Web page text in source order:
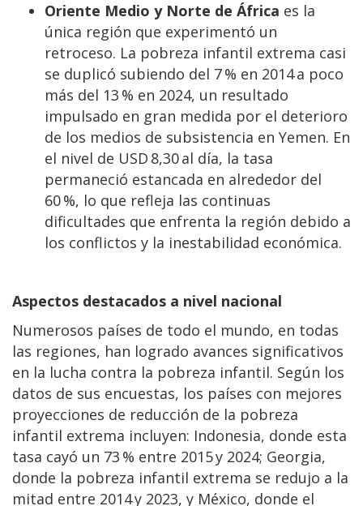
Oriente Medio y Norte de África es la
única región que experimentó un
retroceso. La pobreza infantil extrema casi
se duplicó subiendo del 7 % en 2014 a poco
más del 13 % en 2024, un resultado
impulsado en gran medida por el deterioro
de los medios de subsistencia en Yemen. En
el nivel de USD 8,30 al día, la tasa
permaneció estancada en alrededor del
60 %, lo que refleja las continuas
dificultades que enfrenta la región debido a
los conflictos y la inestabilidad económica.
Aspectos destacados a nivel nacional
Numerosos países de todo el mundo, en todas
las regiones, han logrado avances significativos
en la lucha contra la pobreza infantil. Según los
datos de sus encuestas, los países con mejores
proyecciones de reducción de la pobreza
infantil extrema incluyen: Indonesia, donde esta
tasa cayó un 73 % entre 2015 y 2024; Georgia,
donde la pobreza infantil extrema se redujo a la
mitad entre 2014 y 2023, y México, donde el